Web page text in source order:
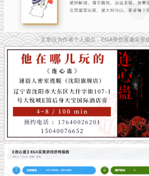
– 文章仅为作者个人观点，EGA带您逛遍实景